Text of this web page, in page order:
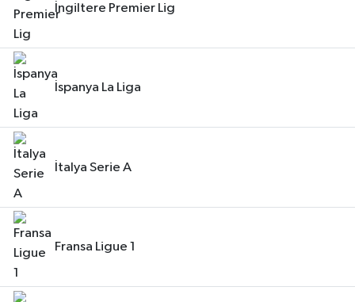
İngiltere Premier Lig
İspanya La Liga
İtalya Serie A
Fransa Ligue 1